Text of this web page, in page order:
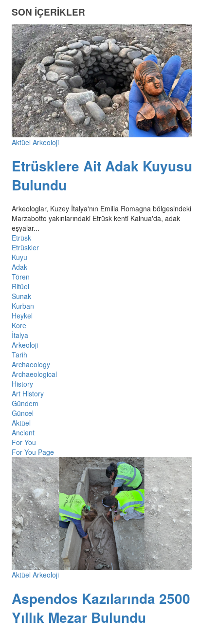
SON İÇERİKLER
Aktüel Arkeoloji
Etrüsklere Ait Adak Kuyusu
Bulundu
Arkeologlar, Kuzey İtalya'nın Emilia Romagna bölgesindeki
Marzabotto yakınlarındaki Etrüsk kenti Kainua'da, adak
eşyalar...
Etrüsk
Etrüskler
Kuyu
Adak
Tören
Ritüel
Sunak
Kurban
Heykel
Kore
İtalya
Arkeoloji
Tarih
Archaeology
Archaeological
History
Art History
Gündem
Güncel
Aktüel
Ancient
For You
For You Page
Aktüel Arkeoloji
Aspendos Kazılarında 2500
Yıllık Mezar Bulundu